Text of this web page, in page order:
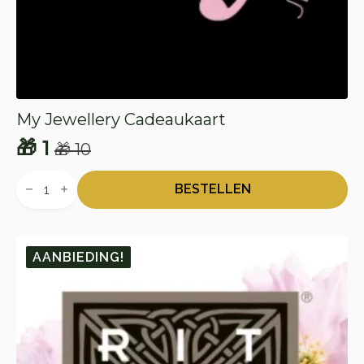
My Jewellery Cadeaukaart
🎁10
Oorspronkelijke
prijs
🎁 1
Huidige
prijs
Jewellery
Cadeaukaart
BESTELLEN
AANBIEDING!